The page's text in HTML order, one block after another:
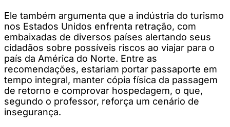
Ele também argumenta que a indústria do turismo
nos Estados Unidos enfrenta retração, com
embaixadas de diversos países alertando seus
cidadãos sobre possíveis riscos ao viajar para o
país da América do Norte. Entre as
recomendações, estariam portar passaporte em
tempo integral, manter cópia física da passagem
de retorno e comprovar hospedagem, o que,
segundo o professor, reforça um cenário de
insegurança.